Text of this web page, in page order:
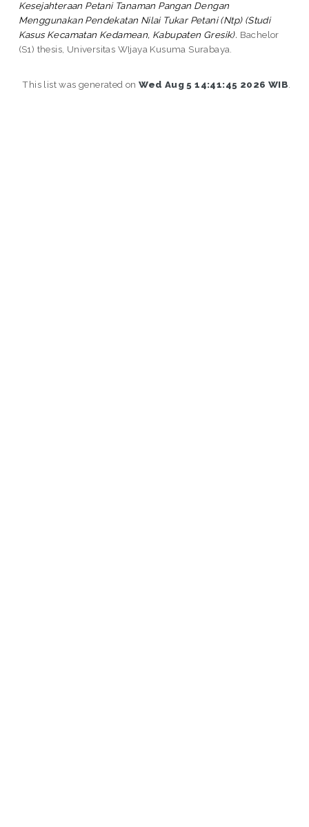
Kesejahteraan Petani Tanaman Pangan Dengan
Menggunakan Pendekatan Nilai Tukar Petani (Ntp) (Studi
Kasus Kecamatan Kedamean, Kabupaten Gresik). Bachelor
(S1) thesis, Universitas WIjaya Kusuma Surabaya.
This list was generated onWed Aug 5 14:41:45 2026 WIB